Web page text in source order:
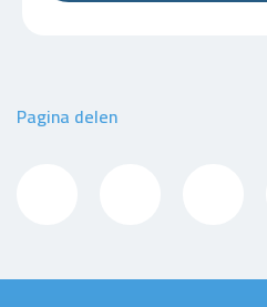
Pagina delen